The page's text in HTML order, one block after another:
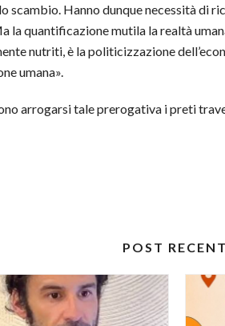
Hanno dunque necessità di
quantificazione mutila la realtà
nutriti, è la politicizzazione
umana».
arrogarsi tale prerogativa i preti
POST